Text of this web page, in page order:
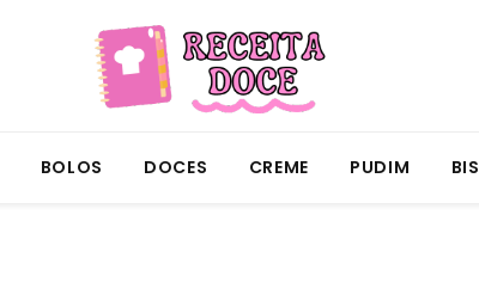
BOLOS DOCES CREME PUDIM